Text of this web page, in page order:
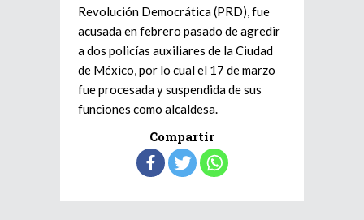
Revolución Democrática (PRD), fue
acusada en febrero pasado de agredir
a dos policías auxiliares de la Ciudad
de México, por lo cual el 17 de marzo
fue procesada y suspendida de sus
funciones como alcaldesa.
Compartir